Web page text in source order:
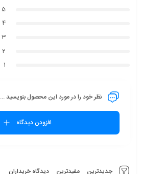
جدیدترین مفیدترین دیدگاه خریداران
5
4
3
2
1
نظر خود را در مورد این محصول بنویسید ...
افزودن دیدگاه